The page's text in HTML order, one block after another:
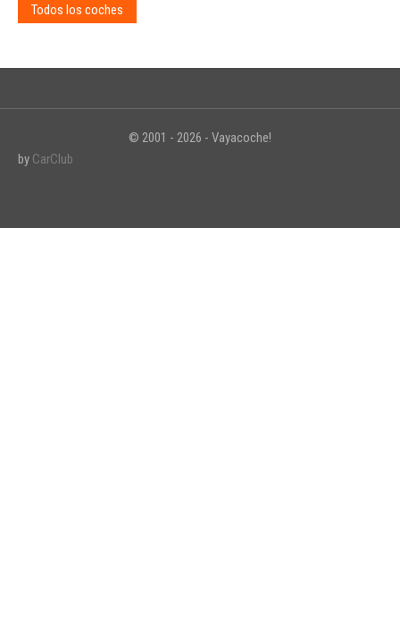
Todos los coches
© 2001 - 2026 - Vayacoche!
by CarClub